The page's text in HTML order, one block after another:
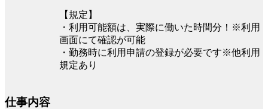
【規定】
・利用可能額は、実際に働いた時間分！※利用
画面にて確認が可能
・勤務時に利用申請の登録が必要です※他利用
規定あり
仕事内容